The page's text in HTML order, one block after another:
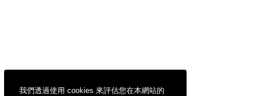
我們透過使用 cookies 來評估您在本網站的